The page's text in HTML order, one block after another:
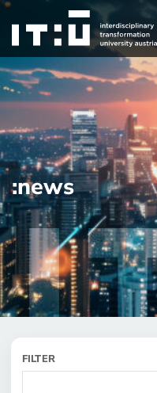
Zum Hauptinhalt springen
:news
FILTER